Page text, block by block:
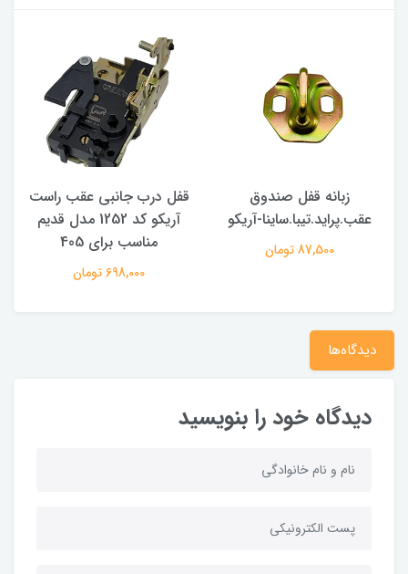
زبانه قفل صندوق
عقب.پراید.تیبا.ساینا-آریکو
87,500 تومان
قفل درب جانبی عقب راست
آریکو کد 1252 مدل قدیم
مناسب برای 405
698,000 تومان
دیدگاه‌ها
دیدگاه خود را بنویسید